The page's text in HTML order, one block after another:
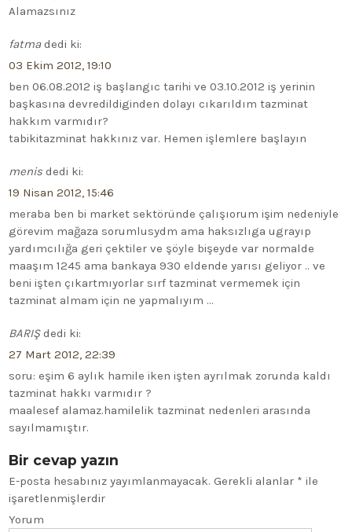
Alamazsınız
fatma dedi ki:
03 Ekim 2012, 19:10
ben 06.08.2012 iş başlangıc tarihi ve 03.10.2012 iş yerinin
başkasına devredildiginden dolayı cıkarıldım tazminat
hakkım varmıdır?
tabikitazminat hakkınız var. Hemen işlemlere başlayın
menis dedi ki:
19 Nisan 2012, 15:46
meraba ben bi market sektöründe çalışıorum işim nedeniyle
görevim mağaza sorumlusydm ama haksızlıga ugrayıp
yardımcılığa geri çektiler ve şöyle bişeyde var normalde
maaşım 1245 ama bankaya 930 eldende yarısı geliyor .. ve
beni işten çıkartmıyorlar sırf tazminat vermemek için
tazminat almam için ne yapmalıyım …
BARIŞ dedi ki:
27 Mart 2012, 22:39
soru: eşim 6 aylık hamile iken işten ayrılmak zorunda kaldı
tazminat hakkı varmıdır ?
maalesef alamaz.hamilelik tazminat nedenleri arasında
sayılmamıştır.
Bir cevap yazın
E-posta hesabınız yayımlanmayacak. Gerekli alanlar * ile
işaretlenmişlerdir
Yorum